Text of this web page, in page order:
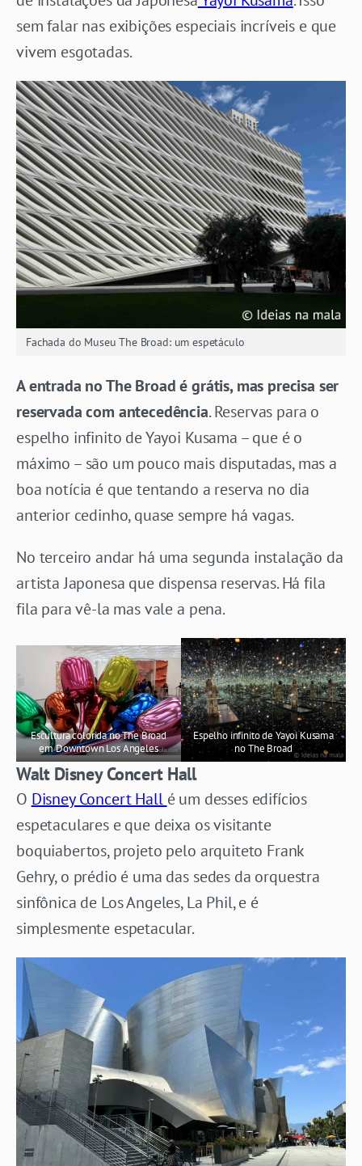
sem falar nas exibições especiais incríveis e que
vivem esgotadas.
Fachada do Museu The Broad: um espetáculo
A entrada no The Broad é grátis, mas precisa ser
reservada com antecedência. Reservas para o
espelho infinito de Yayoi Kusama – que é o
máximo – são um pouco mais disputadas, mas a
boa notícia é que tentando a reserva no dia
anterior cedinho, quase sempre há vagas.
No terceiro andar há uma segunda instalação da
artista Japonesa que dispensa reservas. Há fila
fila para vê-la mas vale a pena.
Escultura colorida no The Broad
em Downtown Los Angeles
Espelho infinito de Yayoi Kusama
no The Broad
Walt Disney Concert Hall
O Disney Concert Hall é um desses edifícios
espetaculares e que deixa os visitante
boquiabertos, projeto pelo arquiteto Frank
Gehry, o prédio é uma das sedes da orquestra
sinfônica de Los Angeles, La Phil, e é
simplesmente espetacular.